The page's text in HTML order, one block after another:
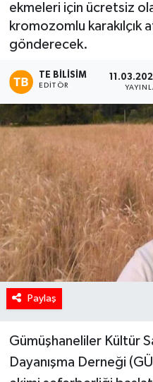
ekmeleri için ücretsiz
kromozomlu karakılçık
gönderecek.
TE BILISIM
EDITÖR
Paylaş
Gümüşhaneliler Kültür
Dayanışma Derneği